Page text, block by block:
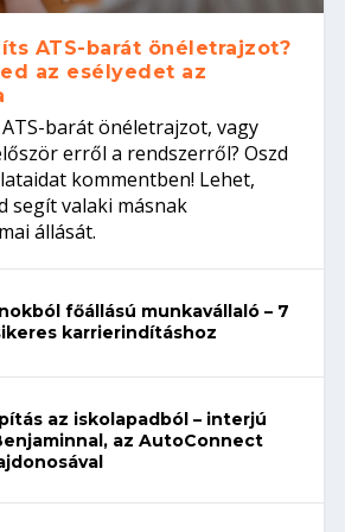
ATS-barát önéletrajzot?
az esélyedet az
barát önéletrajzot, vagy
erről a rendszerről? Oszd
kommentben! Lehet,
segít valaki másnak
állását.
főállású munkavállaló – 7
karrierindításhoz
az iskolapadból – interjú
az AutoConnect